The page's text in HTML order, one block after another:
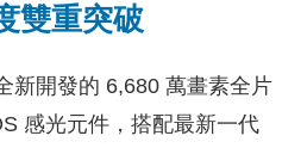
雙重突破
新開發的 6,680 萬畫素全片
感光元件，搭配最新一代